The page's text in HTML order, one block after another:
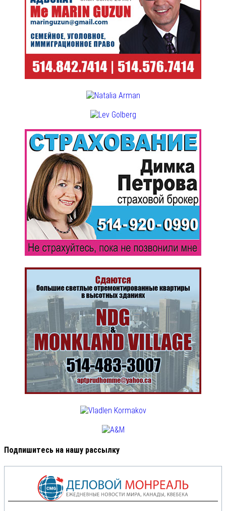
Подпишитесь на нашу рассылку